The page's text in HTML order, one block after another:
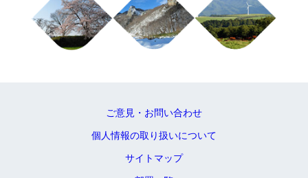
ご意見・お問い合わせ
個人情報の取り扱いについて
サイトマップ